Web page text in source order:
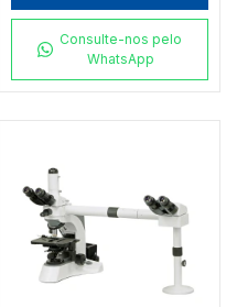
LED Verde
Consulte-nos pelo
WhatsApp